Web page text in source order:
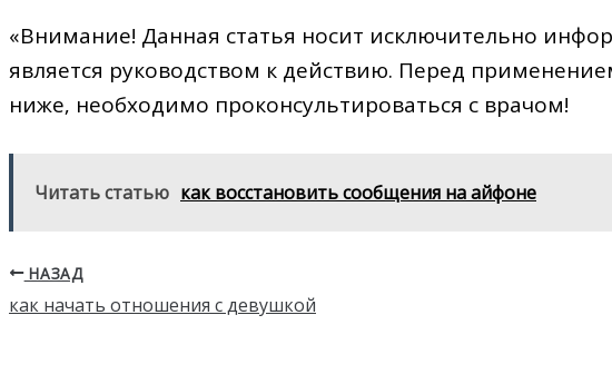
«Внимание! Данная статья носит исключительно
является руководством к действию. Перед
ниже‚ необходимо проконсультироваться с врачом!
Читать статью как восстановить сообщения на айфоне
НАЗАД
как начать отношения с девушкой